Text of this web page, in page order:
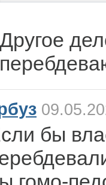
Другое
бы